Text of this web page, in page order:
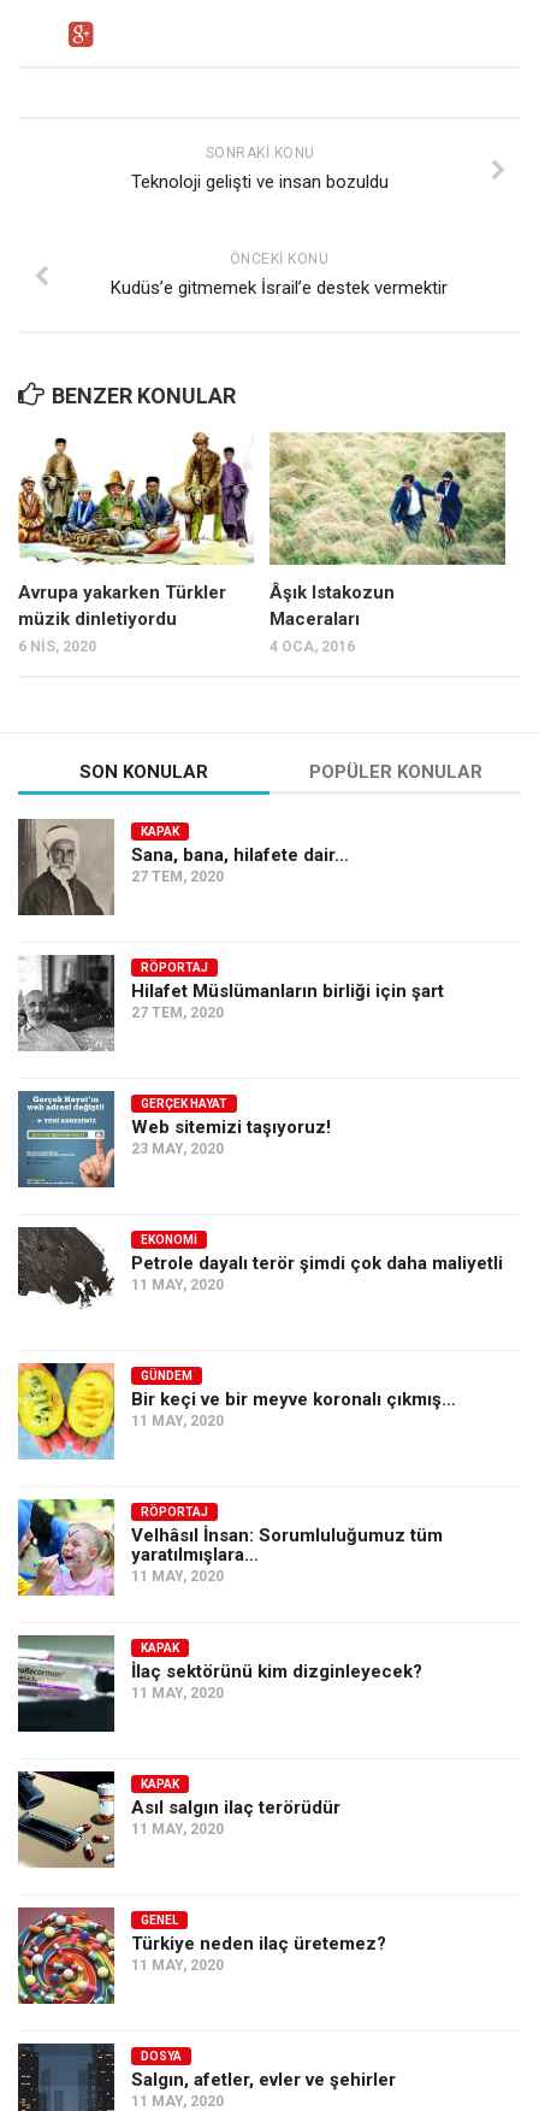
SONRAKI KONU
Teknoloji gelişti ve insan bozuldu
ÖNCEKI KONU
Kudüs’e gitmemek İsrail’e destek vermektir
BENZER KONULAR
Avrupa yakarken Türkler
müzik dinletiyordu
6 NIS, 2020
Âşık Istakozun
Maceraları
4 OCA, 2016
SON KONULAR POPÜLER KONULAR
KAPAK
Sana, bana, hilafete dair…
27 TEM, 2020
RÖPORTAJ
Hilafet Müslümanların birliği için şart
27 TEM, 2020
GERÇEK HAYAT
Web sitemizi taşıyoruz!
23 MAY, 2020
EKONOMI
Petrole dayalı terör şimdi çok daha maliyetli
11 MAY, 2020
GÜNDEM
Bir keçi ve bir meyve koronalı çıkmış…
11 MAY, 2020
RÖPORTAJ
Velhâsıl İnsan: Sorumluluğumuz tüm
yaratılmışlara…
11 MAY, 2020
KAPAK
İlaç sektörünü kim dizginleyecek?
11 MAY, 2020
KAPAK
Asıl salgın ilaç terörüdür
11 MAY, 2020
GENEL
Türkiye neden ilaç üretemez?
11 MAY, 2020
DOSYA
Salgın, afetler, evler ve şehirler
11 MAY, 2020